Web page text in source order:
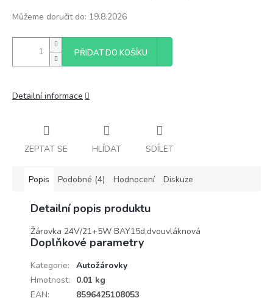
Můžeme doručit do: 19.8.2026
PŘIDAT DO KOŠÍKU
Detailní informace
ZEPTAT SE HLÍDAT SDÍLET
Popis Podobné (4) Hodnocení Diskuze
Detailní popis produktu
Žárovka 24V/21+5W BAY15d,dvouvláknová
Doplňkové parametry
Kategorie:
Autožárovky
Hmotnost:
0.01 kg
EAN: 8596425108053